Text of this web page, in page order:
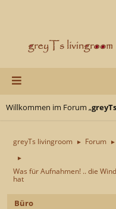
Willkommen im Forum „
greyTs livingroom ► Forum ►
►
Was für Aufnahmen! .. die
hat
Büro